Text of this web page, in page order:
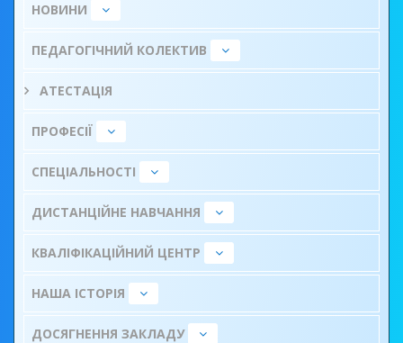
НОВИНИ
ПЕДАГОГІЧНИЙ КОЛЕКТИВ
АТЕСТАЦІЯ
ПРОФЕСІЇ
СПЕЦІАЛЬНОСТІ
ДИСТАНЦІЙНЕ НАВЧАННЯ
КВАЛІФІКАЦІЙНИЙ ЦЕНТР
НАША ІСТОРІЯ
ДОСЯГНЕННЯ ЗАКЛАДУ